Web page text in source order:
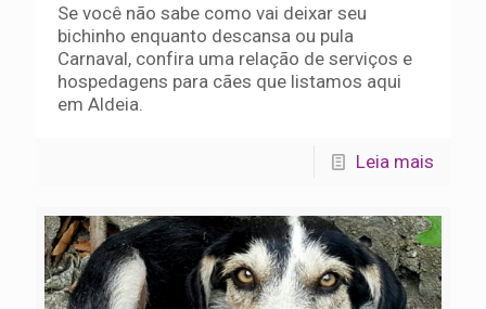
Se você não sabe como vai deixar seu
bichinho enquanto descansa ou pula
Carnaval, confira uma relação de serviços e
hospedagens para cães que listamos aqui
em Aldeia.
Leia mais